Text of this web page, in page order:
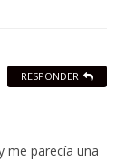
me parecía una
RESPONDER